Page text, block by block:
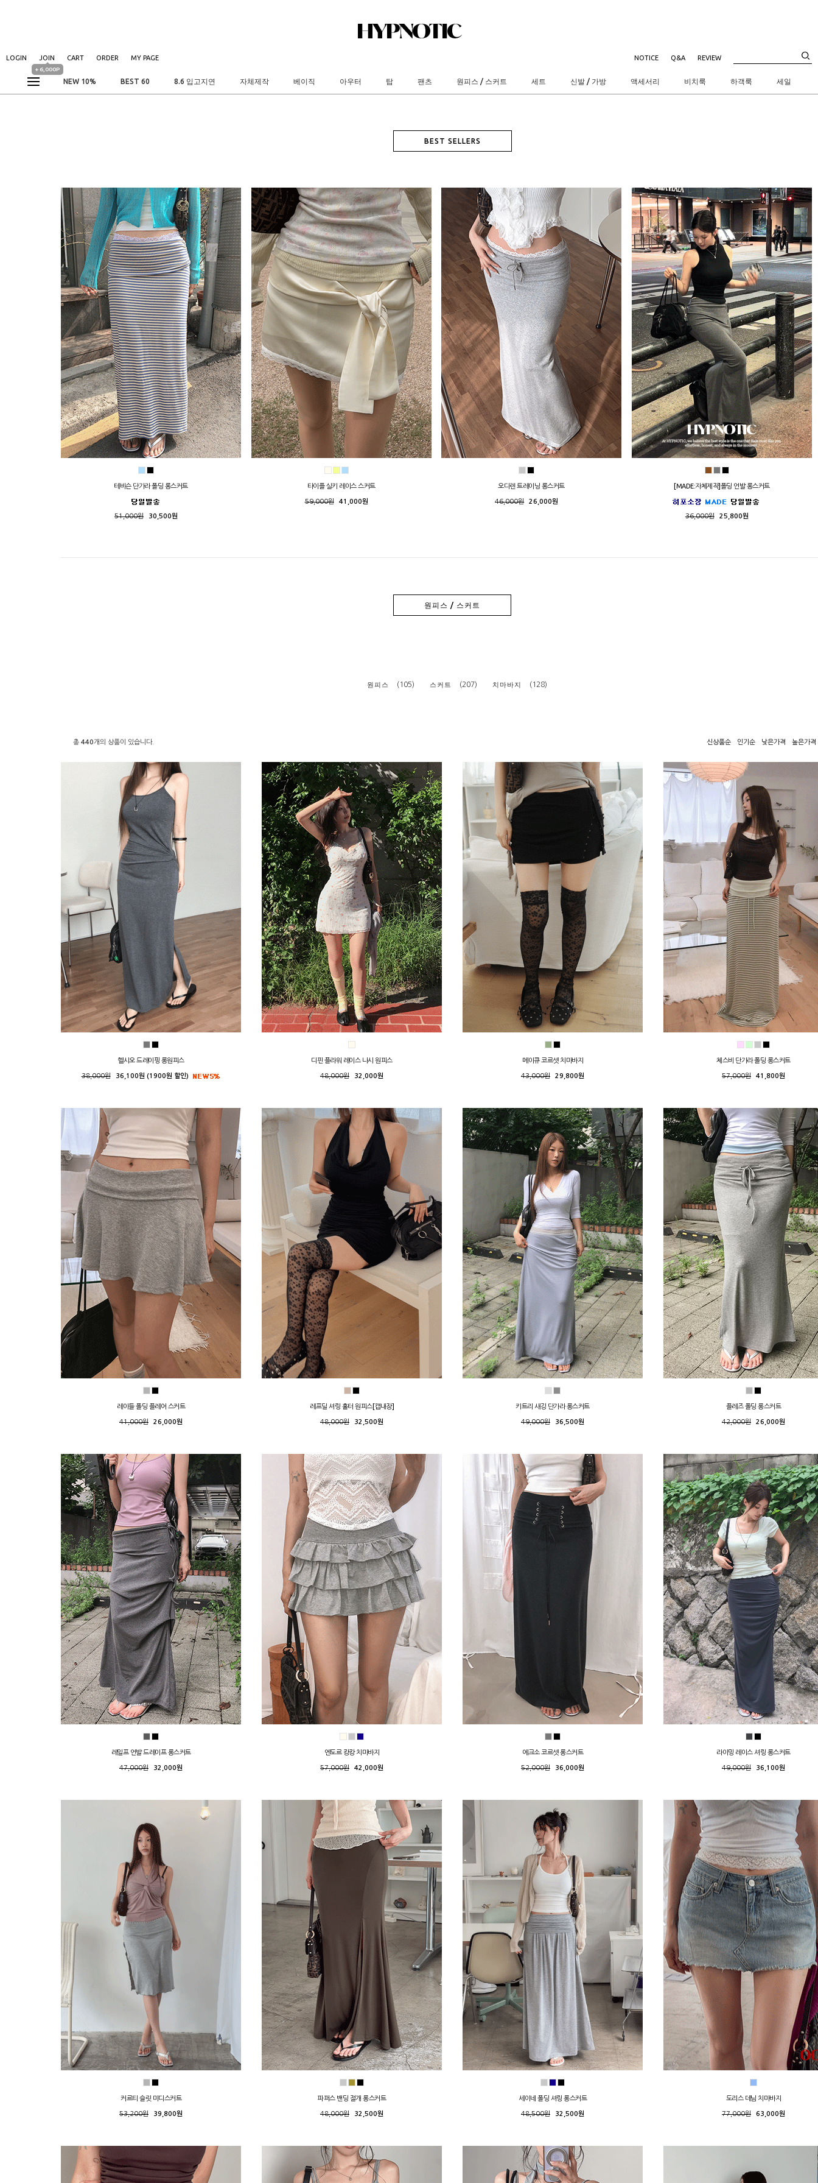
LOGIN JOIN
+ 6,000P
CART ORDER MY PAGE NOTICE Q&A REVIEW
NEW 10% BEST 60 8.6 입고지연 자체제작 베이직 아우터 탑 팬츠 원피스 / 스커트 세트 신발 / 가방 액세서리 비치룩 하객룩 세일
BEST SELLERS
테비슨 단가라 폴딩 롱스커트
51,000원 30,500원
타이플 실키 레이스 스커트
59,000원 41,000원
오디렌 트레이닝 롱스커트
46,000원 26,000원
[MADE:자체제작]폴딩 언발 롱스커트
36,000원 25,800원
원피스 / 스커트
원피스 (105) 스커트 (207) 치마바지 (128)
총 440개의 상품이 있습니다. 신상품순 인기순 낮은가격 높은가격
헬시오 드레이핑 롱원피스
38,000원 36,100원 (1900원 할인)
디핀 플라워 레이스 나시 원피스
48,000원 32,000원
메이큐 코르셋 치마바지
43,000원 29,800원
체스비 단가라 폴딩 롱스커트
57,000원 41,800원
레이들 폴딩 플레어 스커트
41,000원 26,000원
레프딜 셔링 홀터 원피스[캡내장]
48,000원 32,500원
키트리 새깅 단가라 롱스커트
49,000원 36,500원
플레즈 폴딩 롱스커트
42,000원 26,000원
레일프 언발 드레이프 롱스커트
47,000원 32,000원
엔도르 캉캉 치마바지
57,000원 42,000원
에크소 코르셋 롱스커트
52,000원 36,000원
라이밍 레이스 셔링 롱스커트
49,000원 36,100원
커르티 슬릿 미디스커트
53,200원 39,800원
파퍼스 밴딩 절개 롱스커트
48,000원 32,500원
세이네 폴딩 셔링 롱스커트
48,500원 32,500원
도리스 데님 치마바지
77,000원 63,000원